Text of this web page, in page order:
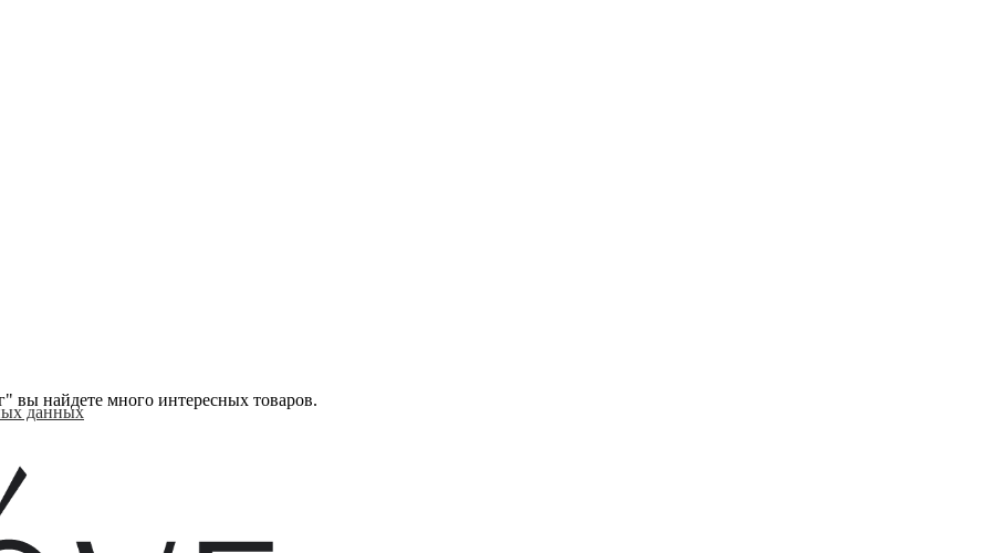
данных
вы найдете много интересных товаров.